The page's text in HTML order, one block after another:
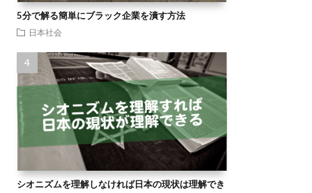
5分で解る簡単にブラック企業を潰す方法
日本社会
シオニズムを理解しなければ日本の現状は理解でき